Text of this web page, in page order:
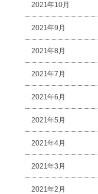
2021年10月
2021年9月
2021年8月
2021年7月
2021年6月
2021年5月
2021年4月
2021年3月
2021年2月